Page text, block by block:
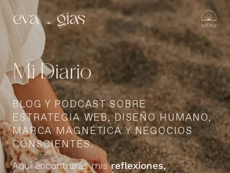
Mi Diario
BLOG Y PODCAST SOBRE
ESTRATEGIA WEB, DISEÑO HUMANO,
MARCA MAGNÉTICA Y NEGOCIOS
CONSCIENTES.
Aquí encontrarás misreflexiones,